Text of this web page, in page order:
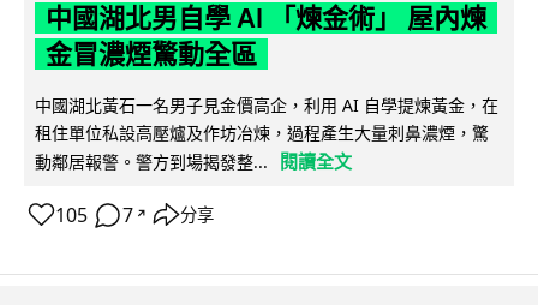
中國湖北男自學 AI 「煉金術」 屋內煉
金冒濃煙驚動全區
中國湖北黃石一名男子見金價高企，利用 AI 自學提煉黃金，在
租住單位私設高壓爐及作坊冶煉，過程產生大量刺鼻濃煙，驚
動鄰居報警。警方到場揭發整...
閱讀全文
105 7 ↗ 分享